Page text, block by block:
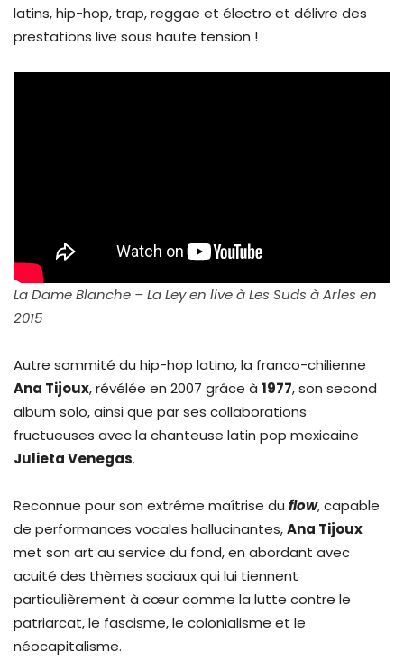
latins, hip-hop, trap, reggae et électro et délivre des
prestations live sous haute tension !
La Dame Blanche – La Ley en live à Les Suds à Arles en
2015
Autre sommité du hip-hop latino, la franco-chilienne
Ana Tijoux, révélée en 2007 grâce à 1977, son second
album solo, ainsi que par ses collaborations
fructueuses avec la chanteuse latin pop mexicaine
Julieta Venegas.
Reconnue pour son extrême maîtrise du flow, capable
de performances vocales hallucinantes,Ana Tijoux
met son art au service du fond, en abordant avec
acuité des thèmes sociaux qui lui tiennent
particulièrement à cœur comme la lutte contre le
patriarcat, le fascisme, le colonialisme et le
néocapitalisme.